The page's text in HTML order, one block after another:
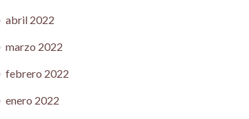
abril 2022
marzo 2022
febrero 2022
enero 2022